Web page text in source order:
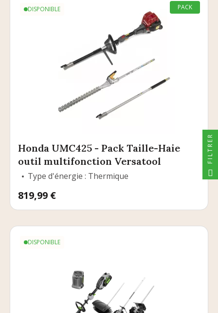
DISPONIBLE PACK
Honda UMC425 - Pack Taille-Haie
outil multifonction Versatool
Type d'énergie : Thermique
Prix
819,99 €
DISPONIBLE
FILTRER